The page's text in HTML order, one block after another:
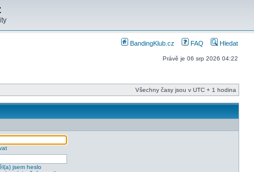
BandingKlub.cz FAQ Hledat
Právě je 06 srp 2026 04:22
Všechny časy jsou v UTC + 1 hodina
jsem heslo